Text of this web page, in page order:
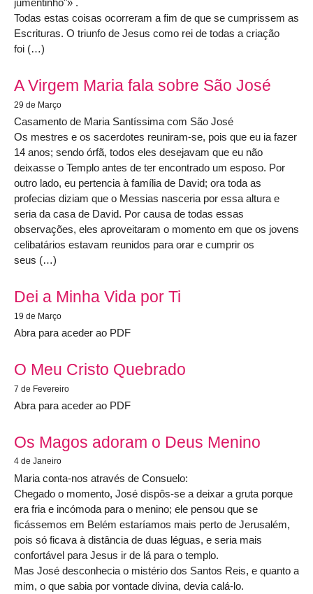
Todas estas coisas ocorreram a fim de que se cumprissem as
Escrituras. O triunfo de Jesus como rei de todas a criação
foi (…)
A Virgem Maria fala sobre São José
29 de Março
Casamento de Maria Santíssima com São José
Os mestres e os sacerdotes reuniram-se, pois que eu ia fazer
14 anos; sendo órfã, todos eles desejavam que eu não
deixasse o Templo antes de ter encontrado um esposo. Por
outro lado, eu pertencia à família de David; ora toda as
profecias diziam que o Messias nasceria por essa altura e
seria da casa de David. Por causa de todas essas
observações, eles aproveitaram o momento em que os jovens
celibatários estavam reunidos para orar e cumprir os
seus (…)
Dei a Minha Vida por Ti
19 de Março
Abra para aceder ao PDF
O Meu Cristo Quebrado
7 de Fevereiro
Abra para aceder ao PDF
Os Magos adoram o Deus Menino
4 de Janeiro
Maria conta-nos através de Consuelo:
Chegado o momento, José dispôs-se a deixar a gruta porque
era fria e incómoda para o menino; ele pensou que se
ficássemos em Belém estaríamos mais perto de Jerusalém,
pois só ficava à distância de duas léguas, e seria mais
confortável para Jesus ir de lá para o templo.
Mas José desconhecia o mistério dos Santos Reis, e quanto a
mim, o que sabia por vontade divina, devia calá-lo.